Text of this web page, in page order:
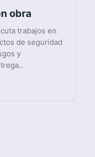
ventanas